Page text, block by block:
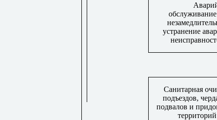
устранение
Санитарная
подъездов,
подвалов и
территорий